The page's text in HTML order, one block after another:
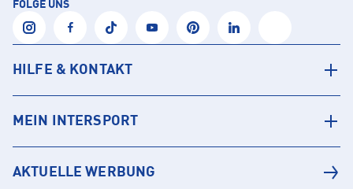
FOLGE UNS
HILFE & KONTAKT
MEIN INTERSPORT
AKTUELLE WERBUNG